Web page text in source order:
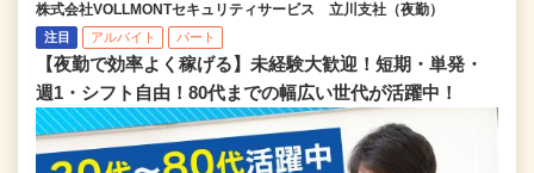
株式会社VOLLMONTセキュリティサービス 立川支社（夜勤）
注目 アルバイト パート
【夜勤で効率よく稼げる】未経験大歓迎！短期・単発・
週1・シフト自由！80代までの幅広い世代が活躍中！